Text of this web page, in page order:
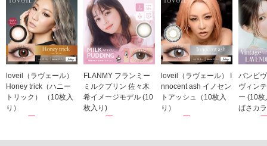
loveil（ラヴェール）
Honey trick（ハニー
トリック） （10枚入
り）
1,760円
FLANMY フランミー
ミルクプリン 佐々木
希イメージモデル (10
枚入り)
1,815円
loveil（ラヴェール） I
nnocent ash イノセン
トアッシュ（10枚入
り）
1,760円
バンビ
ヴィン
ー (10
ばさカ
1,848